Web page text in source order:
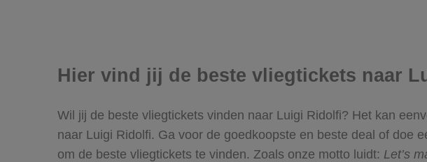
Hier vind jij de beste vliegtickets naar
Wil jij de beste vliegtickets vinden naar Luigi Ridolfi? Het kan
naar Luigi Ridolfi. Ga voor de goedkoopste en beste deal of doe
om de beste vliegtickets te vinden. Zoals onze motto luidt: Let’s